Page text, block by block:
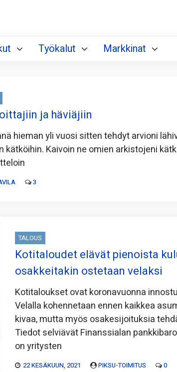
Työkalut Markkinat
ja häviäjiin
hieman yli vuosi sitten tehdyt arvioni
Kaivoin ne omien arkistojeni
3
TALOUS
Kotitaloudet elävät pienoista
osakkeitakin ostetaan velaksi
Kotitaloukset ovat koronavuonna
Velalla kohennetaan ennen kaikkea
kivaa, mutta myös osakesijoituksia
Tiedot selviävät Finanssialan
on yritysten
22 KESÄKUUN, 2021 PIKSU-TOIMITUS 0